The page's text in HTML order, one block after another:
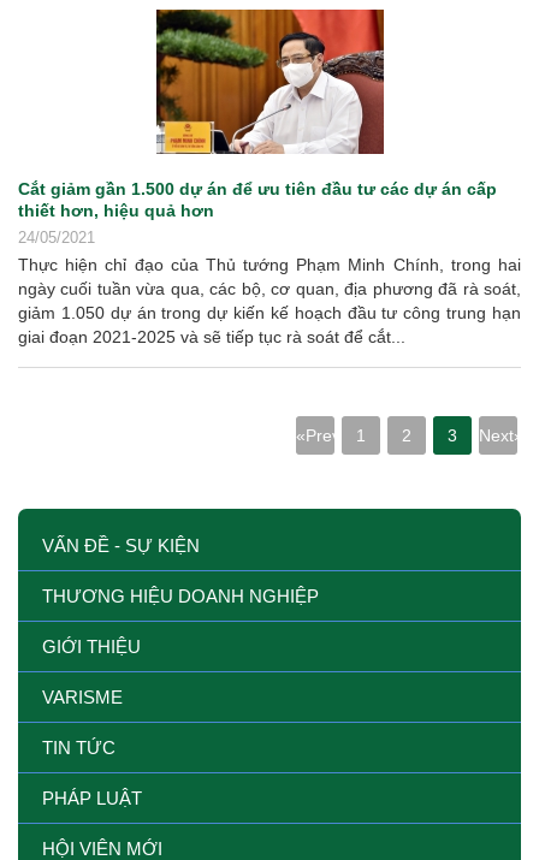
Cắt giảm gần 1.500 dự án để ưu tiên đầu tư các dự án cấp
thiết hơn, hiệu quả hơn
24/05/2021
Thực hiện chỉ đạo của Thủ tướng Phạm Minh Chính, trong hai
ngày cuối tuần vừa qua, các bộ, cơ quan, địa phương đã rà soát,
giảm 1.050 dự án trong dự kiến kế hoạch đầu tư công trung hạn
giai đoạn 2021-2025 và sẽ tiếp tục rà soát để cắt...
«Prev 1 2 3 Next»
VẤN ĐỀ - SỰ KIỆN
THƯƠNG HIỆU DOANH NGHIỆP
GIỚI THIỆU
VARISME
TIN TỨC
PHÁP LUẬT
HỘI VIÊN MỚI